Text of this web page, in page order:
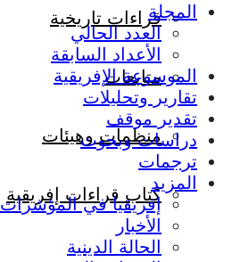
قراءات تاريخية
متابعات
منظمات وهيئات
كتاب قراءات إفريقية
المجلة
العدد الحالي
الأعداد السابقة
الموسوعة الإفريقية
تقارير وتحليلات
تقدير موقف
دراسات وبحوث
ترجمات
المزيد
إفريقيا في المؤشرات
الأخبار
الحالة الدينية